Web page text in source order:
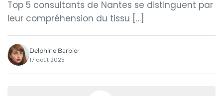
Top 5 consultants de Nantes se distinguent par
leur compréhension du tissu […]
Delphine Barbier
17 août 2025